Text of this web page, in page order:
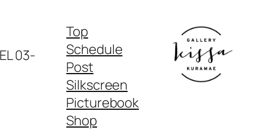
03-
Top
Schedule
Post
Silkscreen
Picturebook
Shop